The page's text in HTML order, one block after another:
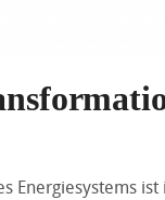
Energiesystems